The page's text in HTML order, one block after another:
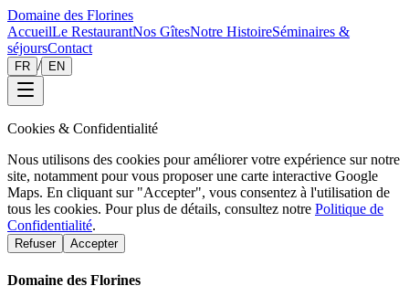
Domaine des Florines
AccueilLe RestaurantNos GîtesNotre HistoireSéminaires &
séjoursContact
FR / EN
Cookies & Confidentialité
Nous utilisons des cookies pour améliorer votre expérience sur notre
site, notamment pour vous proposer une carte interactive Google
Maps. En cliquant sur "Accepter", vous consentez à l'utilisation de
tous les cookies. Pour plus de détails, consultez notre Politique de
Confidentialité.
Refuser Accepter
Domaine des Florines